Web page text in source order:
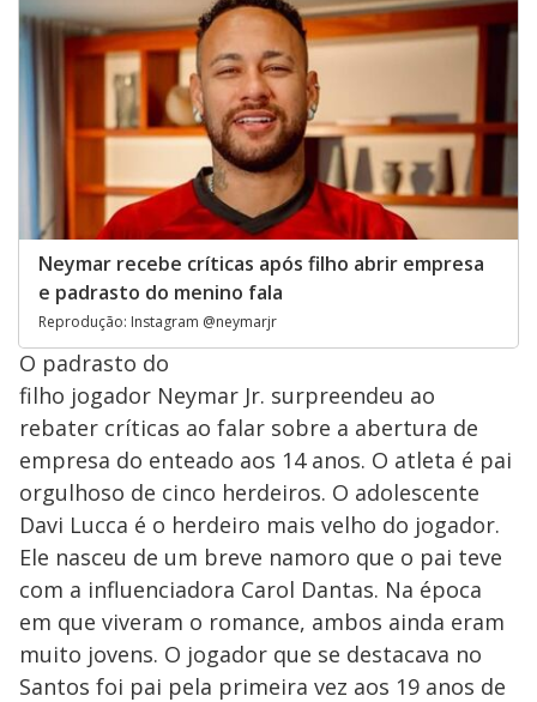
Neymar recebe críticas após filho abrir empresa
e padrasto do menino fala
Reprodução: Instagram @neymarjr
O padrasto do
filho jogador Neymar Jr. surpreendeu ao
rebater críticas ao falar sobre a abertura de
empresa do enteado aos 14 anos. O atleta é pai
orgulhoso de cinco herdeiros. O adolescente
Davi Lucca é o herdeiro mais velho do jogador.
Ele nasceu de um breve namoro que o pai teve
com a influenciadora Carol Dantas. Na época
em que viveram o romance, ambos ainda eram
muito jovens. O jogador que se destacava no
Santos foi pai pela primeira vez aos 19 anos de